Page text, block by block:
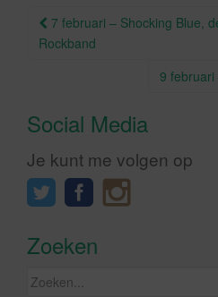
k
Berichtnavigatie
7 februari – Shocking Blue,
Rockband
9 februari
Social Media
Je kunt me volgen op
Zoeken
Zoeken